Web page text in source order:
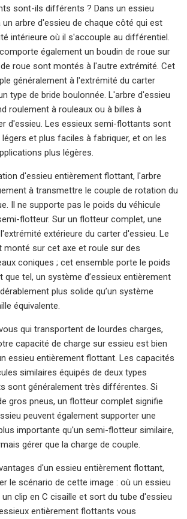
sont-ils différents ? Dans un essieu
arbre d'essieu de chaque côté qui est
intérieure où il s'accouple au différentiel.
également un boudin de roue sur
roue sont montés à l'autre extrémité. Cet
généralement à l'extrémité du carter
type de bride boulonnée. L'arbre d'essieu
roulement à rouleaux ou à billes à
d'essieu. Les essieux semi-flottants sont
et plus faciles à fabriquer, et on les
plus légères.
d'essieu entièrement flottant, l'arbre
à transmettre le couple de rotation du
Il ne supporte pas le poids du véhicule
flotteur. Sur un flotteur complet, une
extérieure du carter d'essieu. Le
monté sur cet axe et roule sur des
coniques ; cet ensemble porte le poids
que tel, un système d’essieux entièrement
plus solide qu’un système
équivalente.
qui transportent de lourdes charges,
capacité de charge sur essieu est bien
essieu entièrement flottant. Les capacités
similaires équipés de deux types
sont généralement très différentes. Si
gros pneus, un flotteur complet signifie
peuvent également supporter une
importante qu'un semi-flotteur similaire,
gérer que la charge de couple.
d'un essieu entièrement flottant,
le scénario de cette image : où un essieu
clip en C cisaille et sort du tube d'essieu
entièrement flottants vous